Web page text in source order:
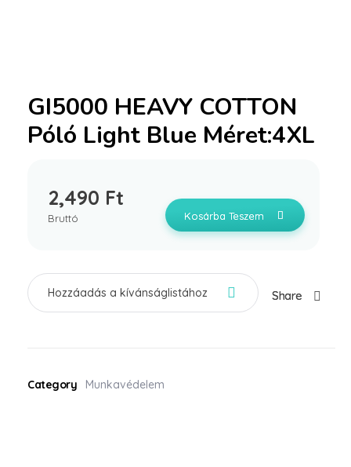
GI5000 HEAVY COTTON
Póló Light Blue Méret:4XL
2,490 Ft
Bruttó Kosárba Teszem
Hozzáadás a kívánságlistához Share
Category Munkavédelem